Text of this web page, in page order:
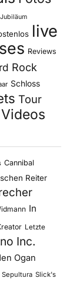
Jubiläum
live
Reviews
Rock
Schloss
Tour
Videos
Cannibal
Reiter
In
Letzte
Inc.
Ogan
Sepultura Slick's